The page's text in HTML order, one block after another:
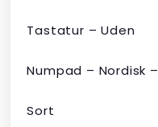
Tastatur – Uden
Numpad – Nordisk –
Sort